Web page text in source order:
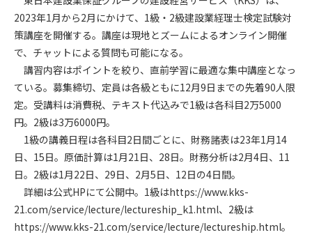
サポーター会員一覧
会社概要 お問い合わせ
個人情報保護方針
会員規約
2023年1月から2月にかけて、1級・2級建設業経理士検定試験対
策講座を開催する。講座は現地とズームによるオンライン開催
で、チャットによる質問も可能になる。
講習内容はポイントを絞り、直前学習に最適な集中講座となっ
ている。募集締切、定員は各級ともに12月9日までの先着90人限
定。受講料は消費税、テキスト代込みで1級は各科目2万5000
円。2級は3万6000円。
1級の講義日程は各科目2日間ごとに、財務諸表は23年1月14
日、15日。原価計算は1月21日、28日。財務分析は2月4日、11
日。2級は1月22日、29日、2月5日、12日の4日間。
詳細は公式HPにて公開中。1級はhttps://www.kks-
21.com/service/lecture/lectureship_k1.html、2級は
https://www.kks-21.com/service/lecture/lectureship.html。
2. 管理者が建設資料館WEB上で随時掲載するルールは本規約の
一部を構成するものとします。
第2条（規約の変更）
本規約は、会員の了承を得ることなく、随時変更されることが
あります。変更内容は、建設資料館WEB上に表示した時点で直
ちに全ての会員が了承したものとみなします。
第4条（会員審査および資格の取り消し）
会員とは、本規約を承諾の上、所定の会員申込手続きを完了
後、管理者がこれを承認した者をいいます。
第4条（会員の定義と登録）
1. 管理者は前条により審査の結果、会員申込みをした者が以下
の何れかの項目に該当することがわかった場合、その者の会